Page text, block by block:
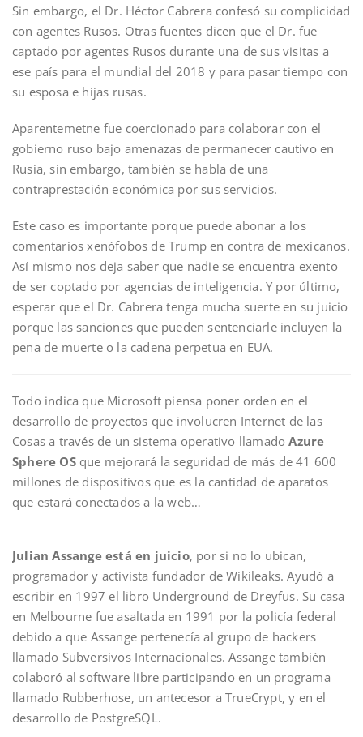
Sin embargo, el Dr. Héctor Cabrera confesó su complicidad
con agentes Rusos. Otras fuentes dicen que el Dr. fue
captado por agentes Rusos durante una de sus visitas a
ese país para el mundial del 2018 y para pasar tiempo con
su esposa e hijas rusas.
Aparentemetne fue coercionado para colaborar con el
gobierno ruso bajo amenazas de permanecer cautivo en
Rusia, sin embargo, también se habla de una
contraprestación económica por sus servicios.
Este caso es importante porque puede abonar a los
comentarios xenófobos de Trump en contra de mexicanos.
Así mismo nos deja saber que nadie se encuentra exento
de ser coptado por agencias de inteligencia. Y por último,
esperar que el Dr. Cabrera tenga mucha suerte en su juicio
porque las sanciones que pueden sentenciarle incluyen la
pena de muerte o la cadena perpetua en EUA.
Todo indica que Microsoft piensa poner orden en el
desarrollo de proyectos que involucren Internet de las
Cosas a través de un sistema operativo llamadoAzure
Sphere OSque mejorará la seguridad de más de 41 600
millones de dispositivos que es la cantidad de aparatos
que estará conectados a la web…
Julian Assange está en juicio, por si no lo ubican,
programador y activista fundador de Wikileaks. Ayudó a
escribir en 1997 el libro Underground de Dreyfus. Su casa
en Melbourne fue asaltada en 1991 por la policía federal
debido a que Assange pertenecía al grupo de hackers
llamado Subversivos Internacionales. Assange también
colaboró al software libre participando en un programa
llamado Rubberhose, un antecesor a TrueCrypt, y en el
desarrollo de PostgreSQL.